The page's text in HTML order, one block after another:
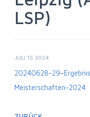
LSP)
JULI 15 2024
20240628-
Meisterschaften-2024